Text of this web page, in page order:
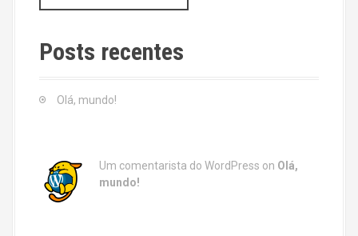
a
c
h
Posts recentes
Olá, mundo!
Um comentarista do WordPress on Olá,
mundo!